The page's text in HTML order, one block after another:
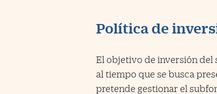
Política de
El objetivo de inversión del
al tiempo que se busca
pretende gestionar el